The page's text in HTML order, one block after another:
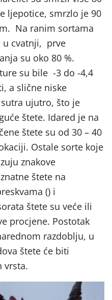
ljepotice, smrzlo je 90
Na ranim sortama
u cvatnji, prve
su oko 80 %.
su bile -3 do -4,4
a slične niske
ujutro, što je
štete. Idared je na
štete su od 30 – 40
Ostale sorte koje
znakove
štete na
() i
štete su veće ili
procjene. Postotak
razdoblju, u
štete će biti
vrsta.